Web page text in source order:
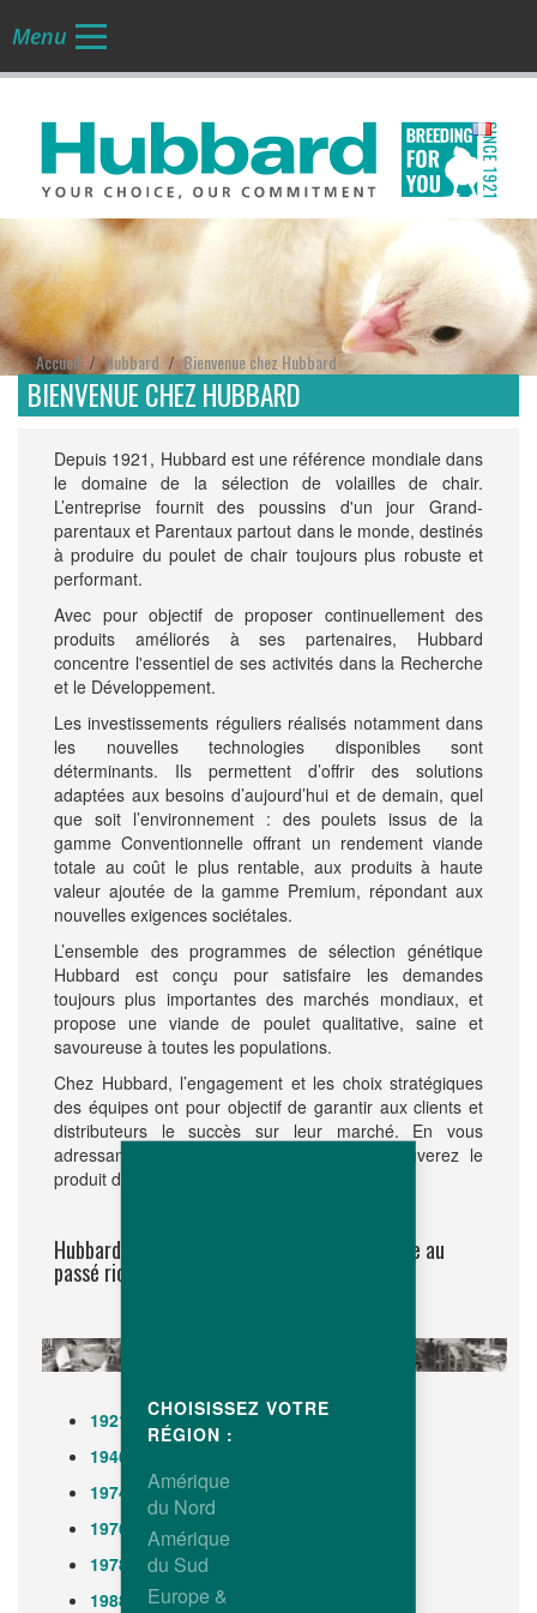
FR
Menu
Accueil/Hubbard /Bienvenue chez Hubbard
BIENVENUE CHEZ HUBBARD
Depuis 1921, Hubbard est une référence mondiale dans
le domaine de la sélection de volailles de chair.
L’entreprise fournit des poussins d'un jour Grand-
parentaux et Parentaux partout dans le monde, destinés
à produire du poulet de chair toujours plus robuste et
performant.
Avec pour objectif de proposer continuellement des
produits améliorés à ses partenaires, Hubbard
concentre l'essentiel de ses activités dans la Recherche
et le Développement.
Les investissements réguliers réalisés notamment dans
les nouvelles technologies disponibles sont
déterminants. Ils permettent d’offrir des solutions
adaptées aux besoins d’aujourd’hui et de demain, quel
que soit l’environnement : des poulets issus de la
gamme Conventionnelle offrant un rendement viande
totale au coût le plus rentable, aux produits à haute
valeur ajoutée de la gamme Premium, répondant aux
nouvelles exigences sociétales.
L’ensemble des programmes de sélection génétique
Hubbard est conçu pour satisfaire les demandes
toujours plus importantes des marchés mondiaux, et
propose une viande de poulet qualitative, saine et
savoureuse à toutes les populations.
Chez Hubbard, l’engagement et les choix stratégiques
des équipes ont pour objectif de garantir aux clients et
distributeurs le succès sur leur marché. En vous
adressant à elles, nul doute que vous trouverez le
produit dont vous avez besoin.
Hubbard : l'entreprise de sélection centenaire au
passé riche et à l'avenir brillant
1921
Création de Hubbard
1946
1974
Merck acquiert Hubbard
1976
Création de ISA
1978
Merck acquiert BUT
1988
ISA acquiert Shaver
CHOISISSEZ VOTRE
RÉGION :
Amérique
du Nord
Amérique
du Sud
Europe &